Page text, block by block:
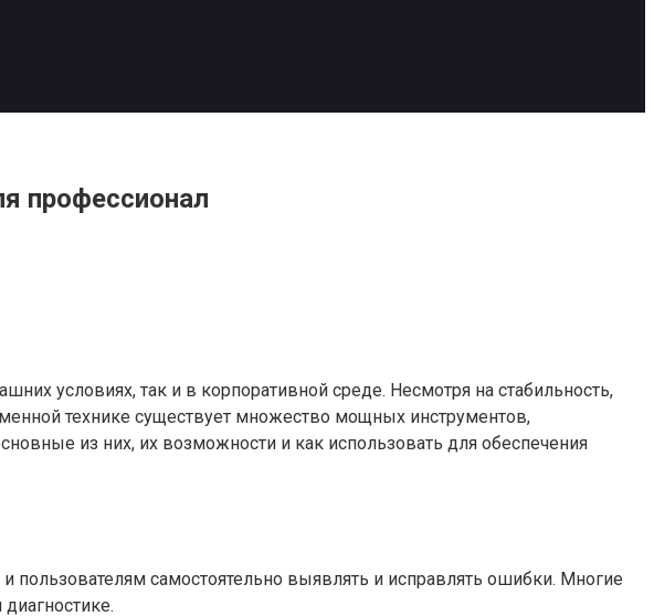
профессионал
условиях, так и в корпоративной среде. Несмотря на стабильность,
технике существует множество мощных инструментов,
из них, их возможности и как использовать для обеспечения
самостоятельно выявлять и исправлять ошибки. Многие